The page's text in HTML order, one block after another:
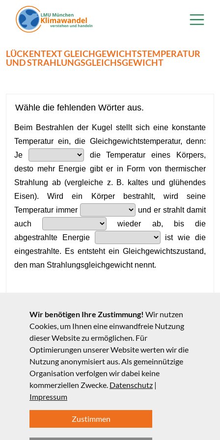
Direkt zum Inhalt
LÜCKENTEXT GLEICHGEWICHTSTEMPERATUR
UND STRAHLUNGSGLEICHSGEWICHT
Wir benötigen Ihre Zustimmung! Wir nutzen
Cookies, um Ihnen eine einwandfreie Nutzung
dieser Website zu ermöglichen. Für
Optimierungen unserer Website werten wir die
Nutzung anonymisiert aus. Als gemeinnützige
Organisation verfolgen wir dabei keine
kommerziellen Zwecke. Datenschutz |
Impressum
Zustimmen